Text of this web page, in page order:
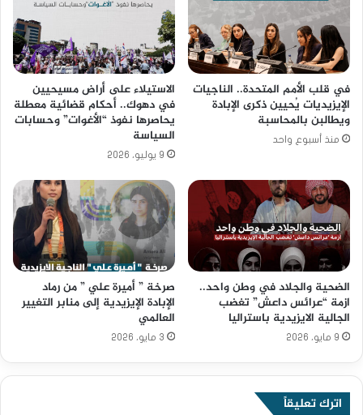
في قلب الأمم المتحدة.. الناجيات
الإيزيديات يُحيين ذكرى الإبادة
ويطالبن بالمحاسبة
منذ أسبوع واحد
الاستيلاء على أراض مسيحيين
في دهوك.. أحكام قضائية معطلة
يحاصرها نفوذ “الأغوات” وحسابات
السياسة
9 يوليو، 2026
الضحية والجلاد في وطن واحد..
ازمة “عرائس داعش” تغضب
الجالية الايزيدية باستراليا
9 مايو، 2026
صرخة ” أميرة علي ” من رماد
الإبادة الإيزيدية إلى منابر التغيير
العالمي
3 مايو، 2026
اترك تعليقاً